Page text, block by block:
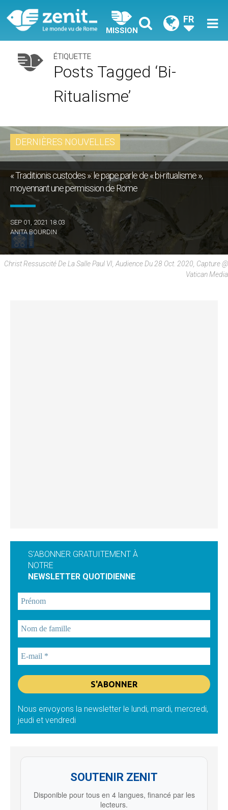
MISSION
FR
ÉTIQUETTE
Posts Tagged ‘bi-
Ritualisme’
DERNIÈRES NOUVELLES
« Traditionis custodes »: le pape parle de « bi-ritualisme »,
moyennant une permission de Rome
SEP 01, 2021 18:03
ANITA BOURDIN
Christ Ressuscité De La Salle Paul VI, Audience Du 28 Oct. 2020, Capture @
Vatican Media
S'ABONNER GRATUITEMENT À
NOTRE
NEWSLETTER QUOTIDIENNE
Nous envoyons la newsletter le lundi, mardi, mercredi,
jeudi et vendredi
SOUTENIR ZENIT
Disponible pour tous en 4 langues, financé par les
lecteurs.